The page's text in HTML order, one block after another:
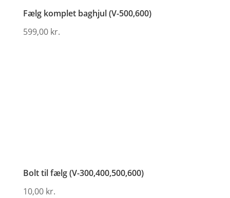
Fælg komplet baghjul (V-500,600)
599,00 kr.
Bolt til fælg (V-300,400,500,600)
10,00 kr.